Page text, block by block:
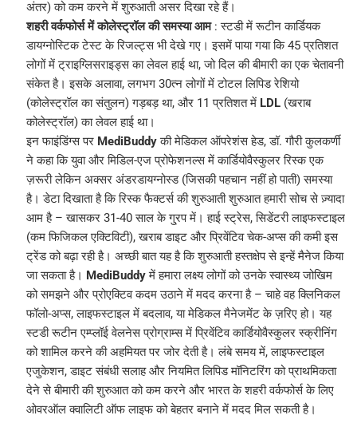
अंतर) को कम करने में शुरुआती असर दिखा रहे हैं।
शहरी वर्कफोर्स में कोलेस्ट्रॉल की समस्या आम: स्टडी में रूटीन कार्डियक
डायग्नोस्टिक टेस्ट के रिजल्ट्स भी देखे गए। इसमें पाया गया कि 45 प्रतिशत
लोगों में ट्राइग्लिसराइड्स का लेवल हाई था, जो दिल की बीमारी का एक चेतावनी
संकेत है। इसके अलावा, लगभग 30त्न लोगों में टोटल लिपिड रेशियो
(कोलेस्ट्रॉल का संतुलन) गड़बड़ था, और 11 प्रतिशत में LDL(खराब
कोलेस्ट्रॉल) का लेवल हाई था।
इन फाइंडिंग्स पर MediBuddyकी मेडिकल ऑपरेशंस हेड, डॉ. गौरी कुलकर्णी
ने कहा कि युवा और मिडिल-एज प्रोफेशनल्स में कार्डियोवैस्कुलर रिस्क एक
ज़रूरी लेकिन अक्सर अंडरडायग्नोस्ड (जिसकी पहचान नहीं हो पाती) समस्या
है। डेटा दिखाता है कि रिस्क फैक्टर्स की शुरुआती शुरुआत हमारी सोच से ज़्यादा
आम है – खासकर 31-40 साल के गु्रप में। हाई स्ट्रेस, सिडेंटरी लाइफस्टाइल
(कम फिजिकल एक्टिविटी), खराब डाइट और प्रिवेंटिव चेक-अप्स की कमी इस
ट्रेंड को बढ़ा रही है। अच्छी बात यह है कि शुरुआती हस्तक्षेप से इन्हें मैनेज किया
जा सकता है। MediBuddyमें हमारा लक्ष्य लोगों को उनके स्वास्थ्य जोखिम
को समझने और प्रोएक्टिव कदम उठाने में मदद करना है – चाहे वह क्लिनिकल
फॉलो-अप्स, लाइफस्टाइल में बदलाव, या मेडिकल मैनेजमेंट के ज़रिए हो। यह
स्टडी रूटीन एम्प्लॉई वेलनेस प्रोग्राम्स में प्रिवेंटिव कार्डियोवैस्कुलर स्क्रीनिंग
को शामिल करने की अहमियत पर जोर देती है। लंबे समय में, लाइफस्टाइल
एजुकेशन, डाइट संबंधी सलाह और नियमित लिपिड मॉनिटरिंग को प्राथमिकता
देने से बीमारी की शुरुआत को कम करने और भारत के शहरी वर्कफोर्स के लिए
ओवरऑल क्वालिटी ऑफ लाइफ को बेहतर बनाने में मदद मिल सकती है।